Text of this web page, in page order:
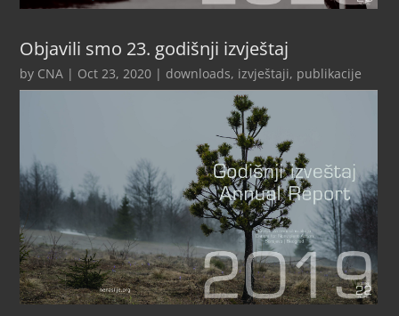
Objavili smo 23. godišnji izvještaj
by CNA | Oct 23, 2020 | downloads, izvještaji, publikacije